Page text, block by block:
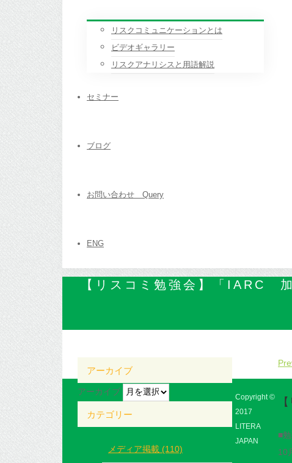
リスクコミュニケーションとは
ビデオギャラリー
リスクアナリシスと用語解説
セミナー
ブログ
お問い合わせ Query
ENG
【リスコミ勉強会】「IARC
■
10
アーカイブ
アーカイブ
カテゴリー
メディア掲載 (110)
Copyright ©
2017
LITERA
JAPAN